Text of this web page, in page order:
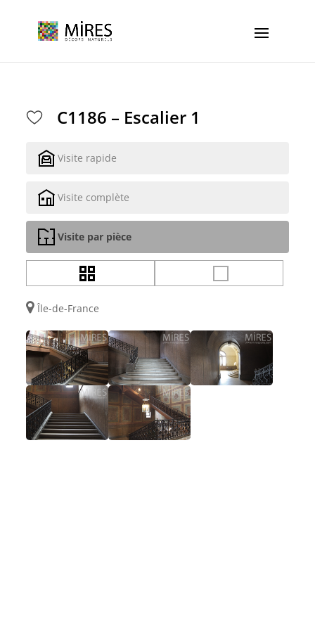
C1186 – Escalier 1
Visite rapide
Visite complète
Visite par pièce
Île-de-France